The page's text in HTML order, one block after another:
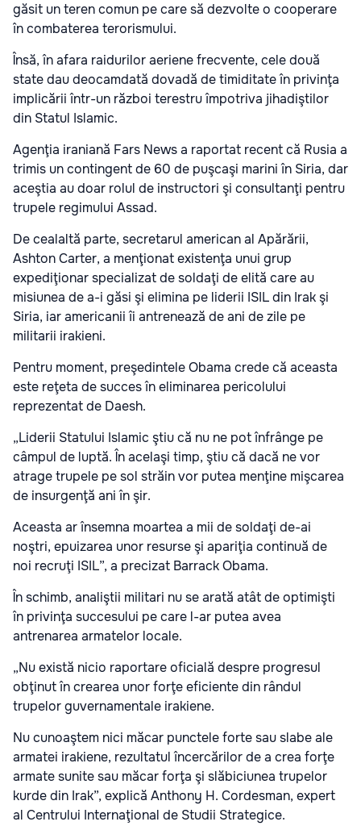
găsit un teren comun pe care să dezvolte o cooperare
în combaterea terorismului.
Însă, în afara raidurilor aeriene frecvente, cele două
state dau deocamdată dovadă de timiditate în privinţa
implicării într-un război terestru împotriva jihadiştilor
din Statul Islamic.
Agenţia iraniană Fars News a raportat recent că Rusia a
trimis un contingent de 60 de puşcaşi marini în Siria, dar
aceştia au doar rolul de instructori şi consultanţi pentru
trupele regimului Assad.
De cealaltă parte, secretarul american al Apărării,
Ashton Carter, a menţionat existenţa unui grup
expediţionar specializat de soldaţi de elită care au
misiunea de a-i găsi şi elimina pe liderii ISIL din Irak şi
Siria, iar americanii îi antrenează de ani de zile pe
militarii irakieni.
Pentru moment, preşedintele Obama crede că aceasta
este reţeta de succes în eliminarea pericolului
reprezentat de Daesh.
„Liderii Statului Islamic ştiu că nu ne pot înfrânge pe
câmpul de luptă. În acelaşi timp, ştiu că dacă ne vor
atrage trupele pe sol străin vor putea menţine mişcarea
de insurgenţă ani în şir.
Aceasta ar însemna moartea a mii de soldaţi de-ai
noştri, epuizarea unor resurse şi apariţia continuă de
noi recruţi ISIL”, a precizat Barrack Obama.
În schimb, analiştii militari nu se arată atât de optimişti
în privinţa succesului pe care l-ar putea avea
antrenarea armatelor locale.
„Nu există nicio raportare oficială despre progresul
obţinut în crearea unor forţe eficiente din rândul
trupelor guvernamentale irakiene.
Nu cunoaştem nici măcar punctele forte sau slabe ale
armatei irakiene, rezultatul încercărilor de a crea forţe
armate sunite sau măcar forţa şi slăbiciunea trupelor
kurde din Irak”, explică Anthony H. Cordesman, expert
al Centrului Internaţional de Studii Strategice.